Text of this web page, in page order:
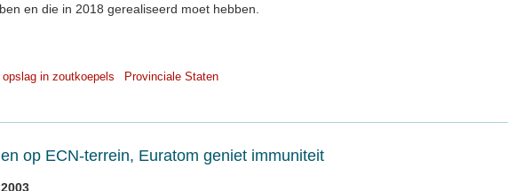
en die in 2018 gerealiseerd moet hebben.
opslag in zoutkoepels Provinciale Staten
op ECN-terrein, Euratom geniet immuniteit